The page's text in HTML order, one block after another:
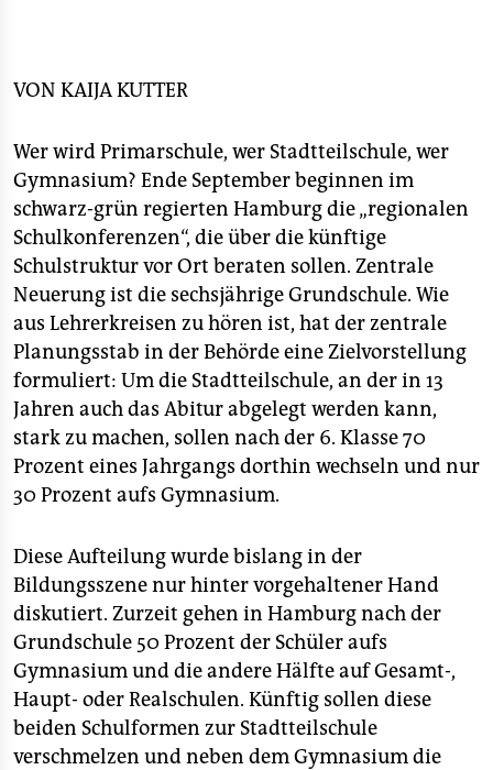
VON KAIJA KUTTER
Wer wird Primarschule, wer Stadtteilschule, wer
Gymnasium? Ende September beginnen im
schwarz-grün regierten Hamburg die „regionalen
Schulkonferenzen“, die über die künftige
Schulstruktur vor Ort beraten sollen. Zentrale
Neuerung ist die sechsjährige Grundschule. Wie
aus Lehrerkreisen zu hören ist, hat der zentrale
Planungsstab in der Behörde eine Zielvorstellung
formuliert: Um die Stadtteilschule, an der in 13
Jahren auch das Abitur abgelegt werden kann,
stark zu machen, sollen nach der 6. Klasse 70
Prozent eines Jahrgangs dorthin wechseln und nur
30 Prozent aufs Gymnasium.
Diese Aufteilung wurde bislang in der
Bildungsszene nur hinter vorgehaltener Hand
diskutiert. Zurzeit gehen in Hamburg nach der
Grundschule 50 Prozent der Schüler aufs
Gymnasium und die andere Hälfte auf Gesamt-,
Haupt- oder Realschulen. Künftig sollen diese
beiden Schulformen zur Stadtteilschule
verschmelzen und neben dem Gymnasium die